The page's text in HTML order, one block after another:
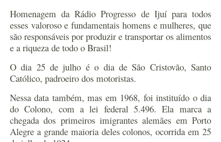
Homenagem da Rádio Progresso de Ijuí para todos
esses valoroso e fundamentais homens e mulheres, que
são responsáveis por produzir e transportar os alimentos
e a riqueza de todo o Brasil!
O dia 25 de julho é o dia de São Cristovão, Santo
Católico, padroeiro dos motoristas.
Nessa data também, mas em 1968, foi instituído o dia
do Colono, com a lei federal 5.496. Ela marca a
chegada dos primeiros imigrantes alemães em Porto
Alegre a grande maioria deles colonos, ocorrida em 25